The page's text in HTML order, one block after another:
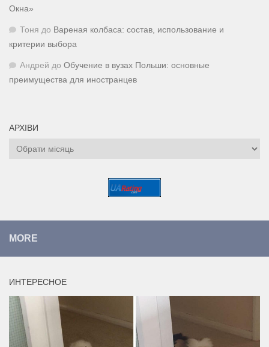
Окна»
Тоня до Вареная колбаса: состав, использование и
критерии выбора
Андрей до Обучение в вузах Польши: основные
преимущества для иностранцев
АРХІВИ
Архіви
MORE
ИНТЕРЕСНОЕ